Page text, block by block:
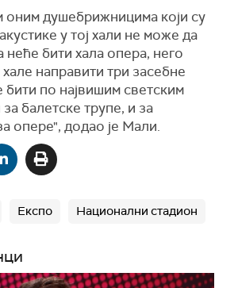
оним душебрижницима који су
у тој хали не може да
неће бити хала опера, него
направити три засебне
бити по највишим светским
балетске трупе, и за
опере", додао је Мали.
Експо Национални стадион